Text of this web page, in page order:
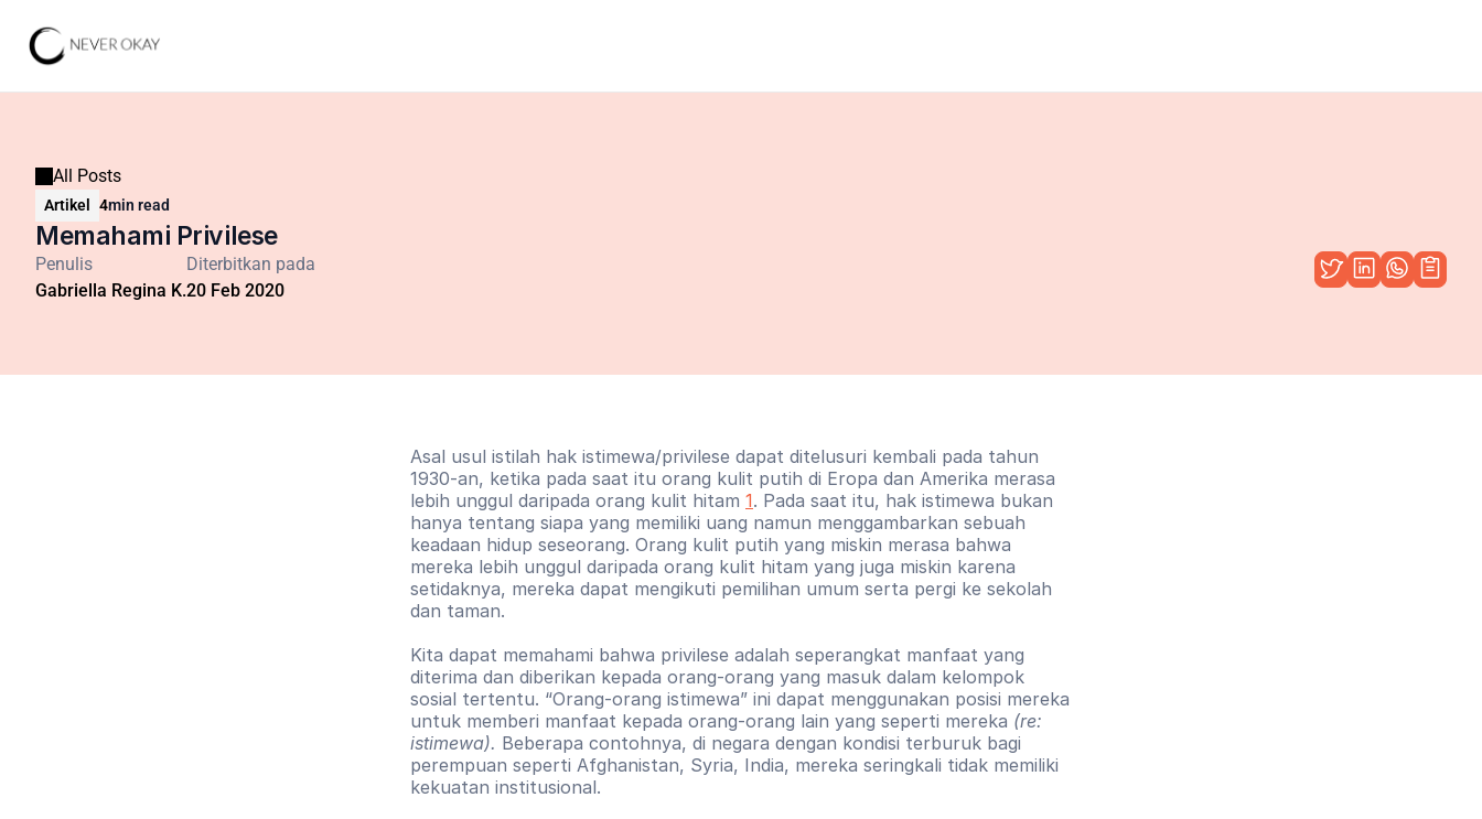
All Posts
Artikel 4min read
Memahami Privilese
Penulis
Gabriella Regina K.
Diterbitkan pada
20 Feb 2020
Asal usul istilah hak istimewa/privilese dapat ditelusuri kembali pada tahun
1930-an, ketika pada saat itu orang kulit putih di Eropa dan Amerika merasa
lebih unggul daripada orang kulit hitam 1. Pada saat itu, hak istimewa bukan
hanya tentang siapa yang memiliki uang namun menggambarkan sebuah
keadaan hidup seseorang. Orang kulit putih yang miskin merasa bahwa
mereka lebih unggul daripada orang kulit hitam yang juga miskin karena
setidaknya, mereka dapat mengikuti pemilihan umum serta pergi ke sekolah
dan taman.
Kita dapat memahami bahwa privilese adalah seperangkat manfaat yang
diterima dan diberikan kepada orang-orang yang masuk dalam kelompok
sosial tertentu. “Orang-orang istimewa” ini dapat menggunakan posisi mereka
untuk memberi manfaat kepada orang-orang lain yang seperti mereka (re:
istimewa). Beberapa contohnya, di negara dengan kondisi terburuk bagi
perempuan seperti Afghanistan, Syria, India, mereka seringkali tidak memiliki
kekuatan institusional.